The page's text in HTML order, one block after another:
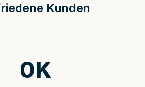
Kunden
0K